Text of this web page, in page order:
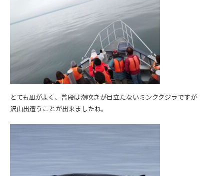
とても凪がよく、普段は潮吹きが目立たないミンククジラですが
沢山出遭うことが出来ましたね。